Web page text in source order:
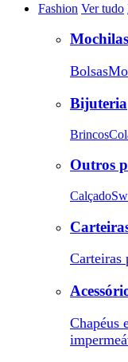
Fashion Ver tudo
Bolsas
Bijuteria
Brincos
Outros
Calçado
Carteiras
Chapéus